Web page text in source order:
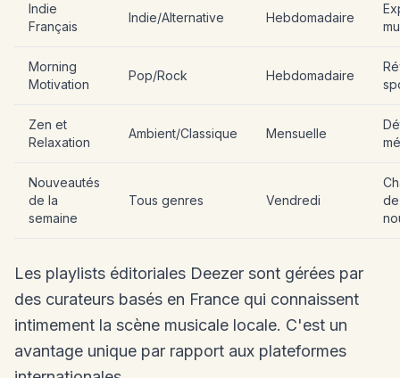
Indie
Français
Indie/Alternative Hebdomadaire
Morning
Motivation
Pop/Rock Hebdomadaire
Zen et
Relaxation
Ambient/Classique Mensuelle
Nouveautés
de la
semaine
Tous genres Vendredi
de
Les playlists éditoriales Deezer sont gérées par
des curateurs basés en France qui connaissent
intimement la scène musicale locale. C'est un
avantage unique par rapport aux plateformes